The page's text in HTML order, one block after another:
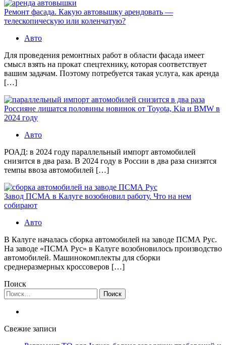
Ремонт фасада. Какую автовышку арендовать —
телескопическую или коленчатую?
Авто
Для проведения ремонтных работ в области фасада имеет
смысл взять на прокат спецтехнику, которая соответствует
вашим задачам. Поэтому потребуется такая услуга, как аренда
[…]
Россияне лишатся половины новинок от Toyota, Kia и BMW в
2024 году
Авто
РОАД: в 2024 году параллельный импорт автомобилей
снизится в два раза. В 2024 году в России в два раза снизятся
темпы ввоза автомобилей […]
Завод ПСМА в Калуге возобновил работу. Что на нем
собирают
Авто
В Калуге началась сборка автомобилей на заводе ПСМА Рус.
На заводе «ПСМА Рус» в Калуге возобновилось производство
автомобилей. Машинокомплекты для сборки
среднеразмерных кроссоверов […]
Поиск
Найти:
Свежие записи